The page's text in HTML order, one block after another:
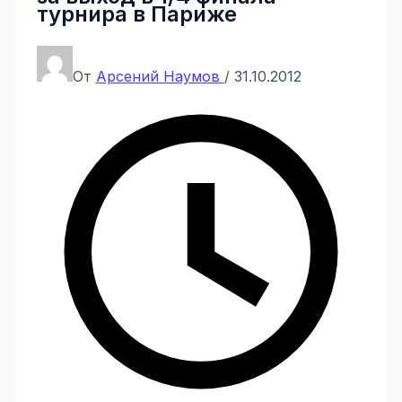
турнира в Париже
От Арсений Наумов / 31.10.2012